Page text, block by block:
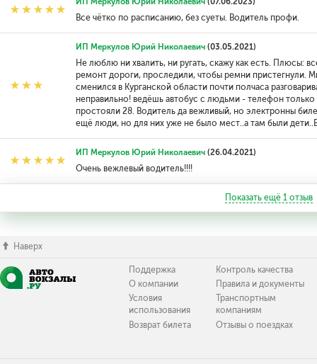
Все чётко по расписанию, без суеты. Водитель профи.
ИП Меркулов Юрий Николаевич(03.05.2021)
Не люблю ни хвалить, ни ругать, скажу как есть. Плюсы:
ремонт дороги, проследили, чтобы ремни пристегнули.
сменился в Курганской области почти полчаса
неправильно! ведёшь автобус с людьми - телефон
простояли 28. Водитель да вежливый, но электронны
ещё люди, но для них уже не было мест..а там были
ИП Меркулов Юрий Николаевич(26.04.2021)
Очень вежлевый водитель!!!!
Показать ещё 1 отзыв
Наверх
Поддержка
О компании
Условия
использования
Возврат билета
Контроль качества
Правила и документы
Транспортным
компаниям
Отзывы о поездках